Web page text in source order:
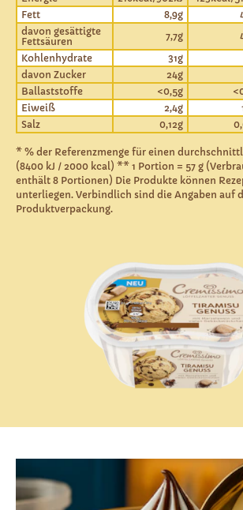
Fett
8,9g
davon gesättigte
Fettsäuren
7,7g
Kohlenhydrate
31g
davon Zucker
24g
Ballaststoffe
<0,5g
Eiweiß
2,4g
Salz
0,12g
* % der Referenzmenge für einen
(8400 kJ / 2000 kcal) ** 1 Portion = 57 g
enthält 8 Portionen) Die Produkte können
unterliegen. Verbindlich sind die Angaben auf
Produktverpackung.